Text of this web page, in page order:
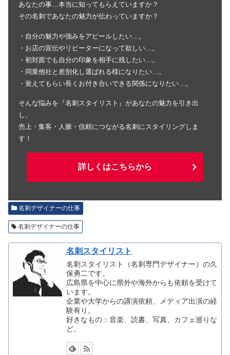
あなたの事…本当に知ってもらえていますか？
その名刺であなたの魅力が伝わっていますか？
・自分の魅力や強みをアピールしたい…。
・お店の宣伝やリピーターになって欲しい…。
・初対面でも自分の印象を相手に残したい…。
・同業他社と差別化し選ばれる様になりたい…。
・覚えてもらい長くお付き合いできる関係になりたい…。
そんな悩みを『名刺スタイリスト』があなたの魅力を引き出
し、
売上・集客・人脈・信頼につながる名刺にスタイリングしま
す！
詳しくはこちらから
名刺デザイナーの仕事
名刺デザイナーの仕事
名刺スタイリスト
名刺スタイリスト（名刺専門デザイナー）の久
保勇二です。
広島県を中心に県外や海外からも依頼を受けて
います。
企業や大学からの講演依頼、メディア出演の経
験有り。
好きなもの：音楽、読書、写真、カフェ巡りな
ど。